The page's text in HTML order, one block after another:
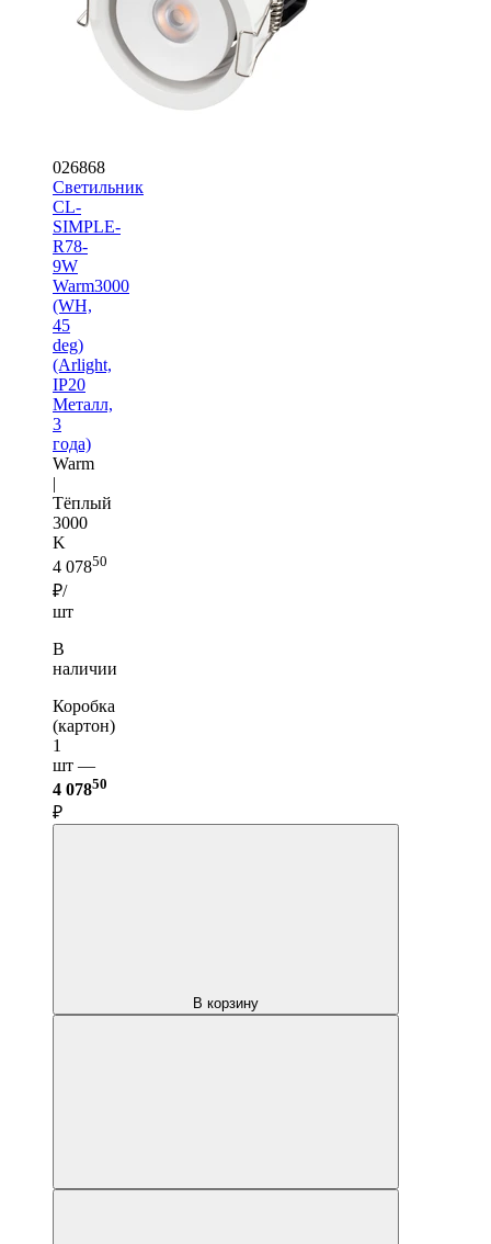
026868
Светильник
CL-
SIMPLE-
R78-
9W
Warm3000
(WH,
45
deg)
(Arlight,
IP20
Металл,
3
года)
Warm
|
Тёплый
3000
K
4 07850
₽/
шт
В
наличии
Коробка
(картон)
1
шт —
4 07850
₽
В корзину